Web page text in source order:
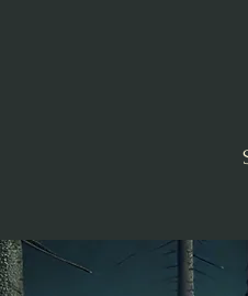
La Box
Douceur
Benjoin